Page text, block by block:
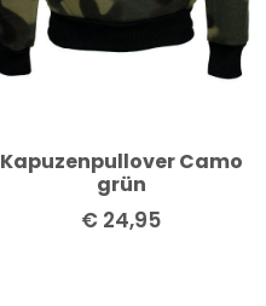
Kapuzenpullover Camo
grün
€ 24,95